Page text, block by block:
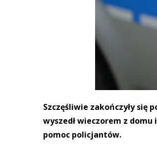
Szczęśliwie zakończyły się
wyszedł wieczorem z
pomoc policjantów.